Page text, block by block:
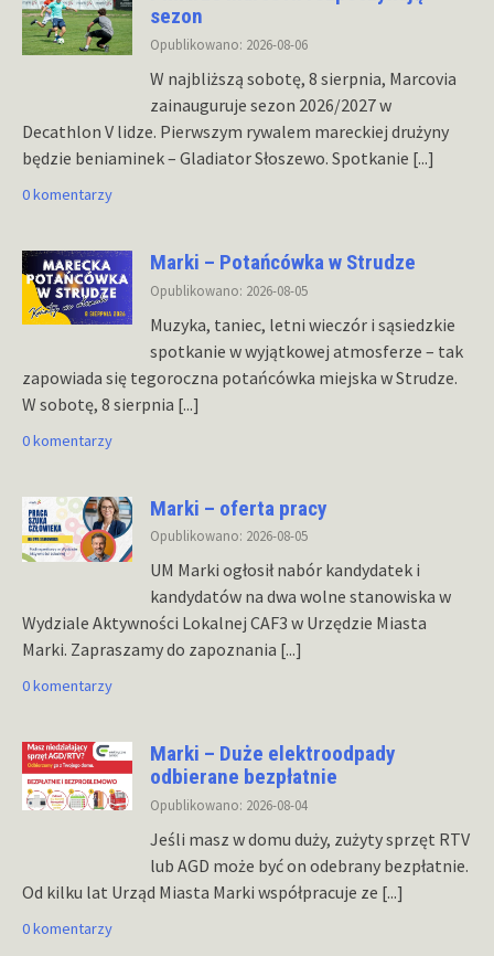
sezon
Opublikowano: 2026-08-06
W najbliższą sobotę, 8 sierpnia, Marcovia
zainauguruje sezon 2026/2027 w
Decathlon V lidze. Pierwszym rywalem mareckiej drużyny
będzie beniaminek – Gladiator Słoszewo. Spotkanie [...]
0 komentarzy
Marki – Potańcówka w Strudze
Opublikowano: 2026-08-05
Muzyka, taniec, letni wieczór i sąsiedzkie
spotkanie w wyjątkowej atmosferze – tak
zapowiada się tegoroczna potańcówka miejska w Strudze.
W sobotę, 8 sierpnia [...]
0 komentarzy
Marki – oferta pracy
Opublikowano: 2026-08-05
UM Marki ogłosił nabór kandydatek i
kandydatów na dwa wolne stanowiska w
Wydziale Aktywności Lokalnej CAF3 w Urzędzie Miasta
Marki. Zapraszamy do zapoznania [...]
0 komentarzy
Marki – Duże elektroodpady
odbierane bezpłatnie
Opublikowano: 2026-08-04
Jeśli masz w domu duży, zużyty sprzęt RTV
lub AGD może być on odebrany bezpłatnie.
Od kilku lat Urząd Miasta Marki współpracuje ze [...]
0 komentarzy